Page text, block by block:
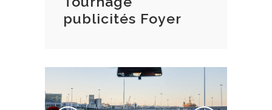
publicités Foyer